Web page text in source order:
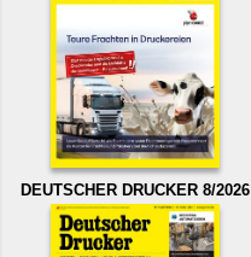
DEUTSCHER DRUCKER 8/2026